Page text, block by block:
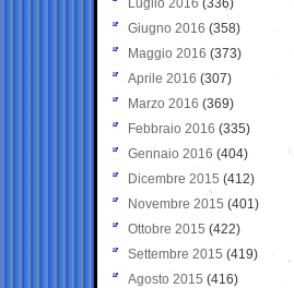
Luglio 2016 (336)
Giugno 2016 (358)
Maggio 2016 (373)
Aprile 2016 (307)
Marzo 2016 (369)
Febbraio 2016 (335)
Gennaio 2016 (404)
Dicembre 2015 (412)
Novembre 2015 (401)
Ottobre 2015 (422)
Settembre 2015 (419)
Agosto 2015 (416)